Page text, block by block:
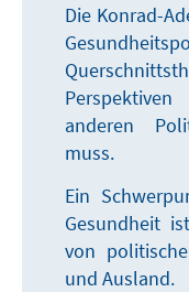
Die Konrad-
anderen
muss.
Ein
Gesundheit
von
und Ausland.